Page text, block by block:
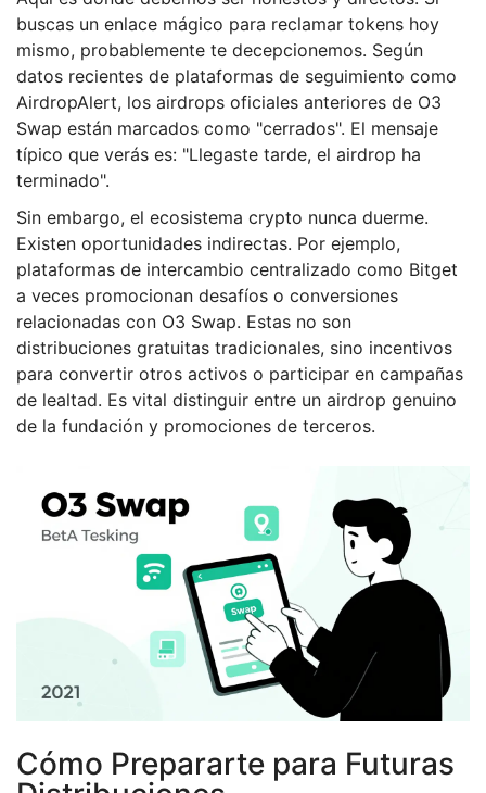
buscas un enlace mágico para reclamar tokens hoy
mismo, probablemente te decepcionemos. Según
datos recientes de plataformas de seguimiento como
AirdropAlert, los airdrops oficiales anteriores de O3
Swap están marcados como "cerrados". El mensaje
típico que verás es: "Llegaste tarde, el airdrop ha
terminado".
Sin embargo, el ecosistema crypto nunca duerme.
Existen oportunidades indirectas. Por ejemplo,
plataformas de intercambio centralizado como Bitget
a veces promocionan desafíos o conversiones
relacionadas con O3 Swap. Estas no son
distribuciones gratuitas tradicionales, sino incentivos
para convertir otros activos o participar en campañas
de lealtad. Es vital distinguir entre un airdrop genuino
de la fundación y promociones de terceros.
Cómo Prepararte para Futuras